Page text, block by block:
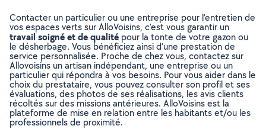
Contacter un particulier ou une entreprise pour l’entretien de
vos espaces verts sur AlloVoisins, c’est vous garantir un
travail soigné et de qualité pour la tonte de votre gazon ou
le désherbage. Vous bénéficiez ainsi d’une prestation de
service personnalisée. Proche de chez vous, contactez sur
Allovoisins un artisan indépendant, une entreprise ou un
particulier qui répondra à vos besoins. Pour vous aider dans le
choix du prestataire, vous pouvez consulter son profil et ses
évaluations, des photos de ses réalisations, les avis clients
récoltés sur des missions antérieures. AlloVoisins est la
plateforme de mise en relation entre les habitants et/ou les
professionnels de proximité.